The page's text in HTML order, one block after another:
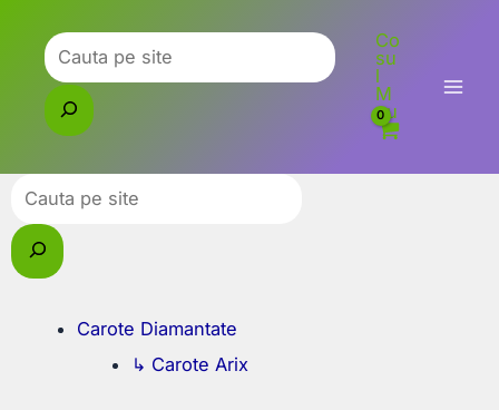
content
Caută
Co
su
l
M
eu
Caută
Carote Diamantate
↳ Carote Arix